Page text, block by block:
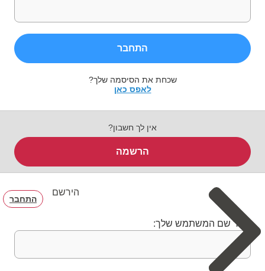
התחבר
שכחת את הסיסמה שלך?
לאפס כאן
אין לך חשבון?
הרשמה
הירשם
התחבר
בחר שם המשתמש שלך: